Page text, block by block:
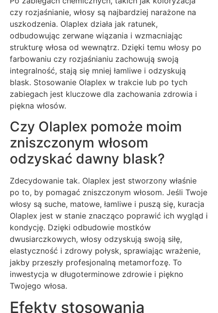
czy rozjaśnianie, włosy są najbardziej narażone na
uszkodzenia. Olaplex działa jak ratunek,
odbudowując zerwane wiązania i wzmacniając
strukturę włosa od wewnątrz. Dzięki temu włosy po
farbowaniu czy rozjaśnianiu zachowują swoją
integralność, stają się mniej łamliwe i odzyskują
blask. Stosowanie Olaplex w trakcie lub po tych
zabiegach jest kluczowe dla zachowania zdrowia i
piękna włosów.
Czy Olaplex pomoże moim
zniszczonym włosom
odzyskać dawny blask?
Zdecydowanie tak. Olaplex jest stworzony właśnie
po to, by pomagać zniszczonym włosom. Jeśli Twoje
włosy są suche, matowe, łamliwe i puszą się, kuracja
Olaplex jest w stanie znacząco poprawić ich wygląd i
kondycję. Dzięki odbudowie mostków
dwusiarczkowych, włosy odzyskują swoją siłę,
elastyczność i zdrowy połysk, sprawiając wrażenie,
jakby przeszły profesjonalną metamorfozę. To
inwestycja w długoterminowe zdrowie i piękno
Twojego włosa.
Efekty stosowania